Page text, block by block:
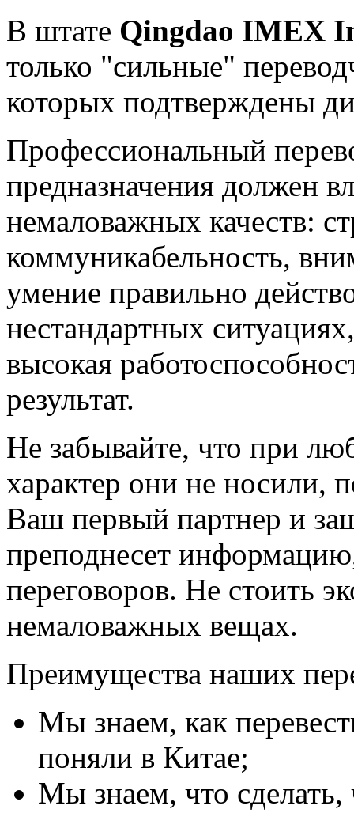
В штате Qingdao IMEX
только "сильные"
которых подтверждены
Профессиональный
предназначения должен
немаловажных качеств:
коммуникабельность,
умение правильно
нестандартных
высокая
результат.
Не забывайте, что при
характер они не носили,
Ваш первый партнер и
преподнесет
переговоров. Не стоить
немаловажных вещах.
Преимущества наших
Мы знаем, как
поняли в Китае;
Мы знаем, что